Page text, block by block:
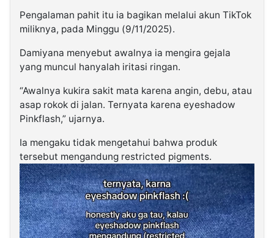
Pengalaman pahit itu ia bagikan melalui akun TikTok
miliknya, pada Minggu (9/11/2025).
Damiyana menyebut awalnya ia mengira gejala
yang muncul hanyalah iritasi ringan.
“Awalnya kukira sakit mata karena angin, debu, atau
asap rokok di jalan. Ternyata karena eyeshadow
Pinkflash,” ujarnya.
Ia mengaku tidak mengetahui bahwa produk
tersebut mengandung restricted pigments.